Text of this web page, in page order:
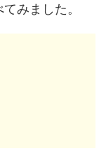
みました。